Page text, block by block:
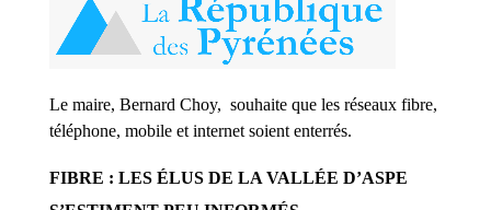
Le maire, Bernard Choy, souhaite que les réseaux fibre,
téléphone, mobile et internet soient enterrés.
FIBRE : LES ÉLUS DE LA VALLÉE D’ASPE